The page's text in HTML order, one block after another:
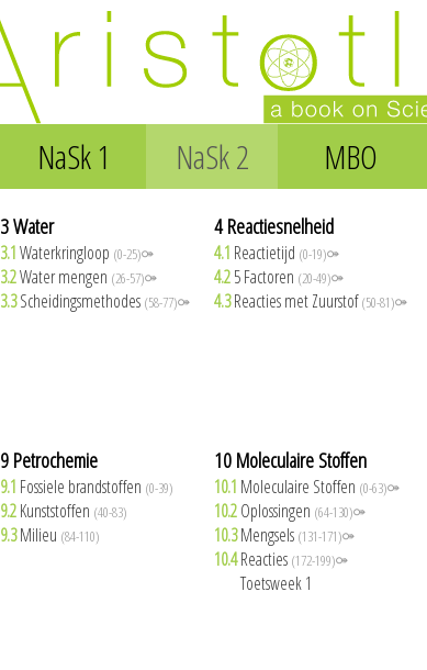
NaSk 1 NaSk 2 MBO
3 Water
3.1Waterkringloop (0-25)⚩
3.2Water mengen (26-57)⚩
3.3Scheidingsmethodes (58-77)⚩
4 Reactiesnelheid
4.1 Reactietijd (0-19)⚩
4.25 Factoren (20-49)⚩
4.3Reacties met Zuurstof(50-81)⚩
9 Petrochemie
9.1 Fossiele brandstoffen (0-39)
9.2Kunststoffen (40-83)
9.3Milieu (84-110)
10 Moleculaire Stoffen
10.1 Moleculaire Stoffen (0-63)⚩
10.2Oplossingen (64-130)⚩
10.3Mengsels (131-171)⚩
10.4Reacties (172-199)⚩
10.5Toetsweek 1